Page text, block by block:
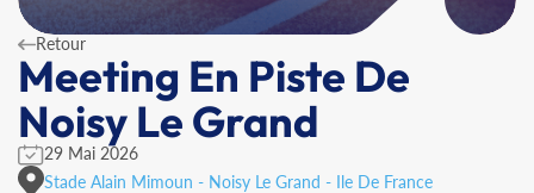
Retour
Meeting En Piste De
Noisy Le Grand
29 Mai 2026
Stade Alain Mimoun - Noisy Le Grand - Ile De France